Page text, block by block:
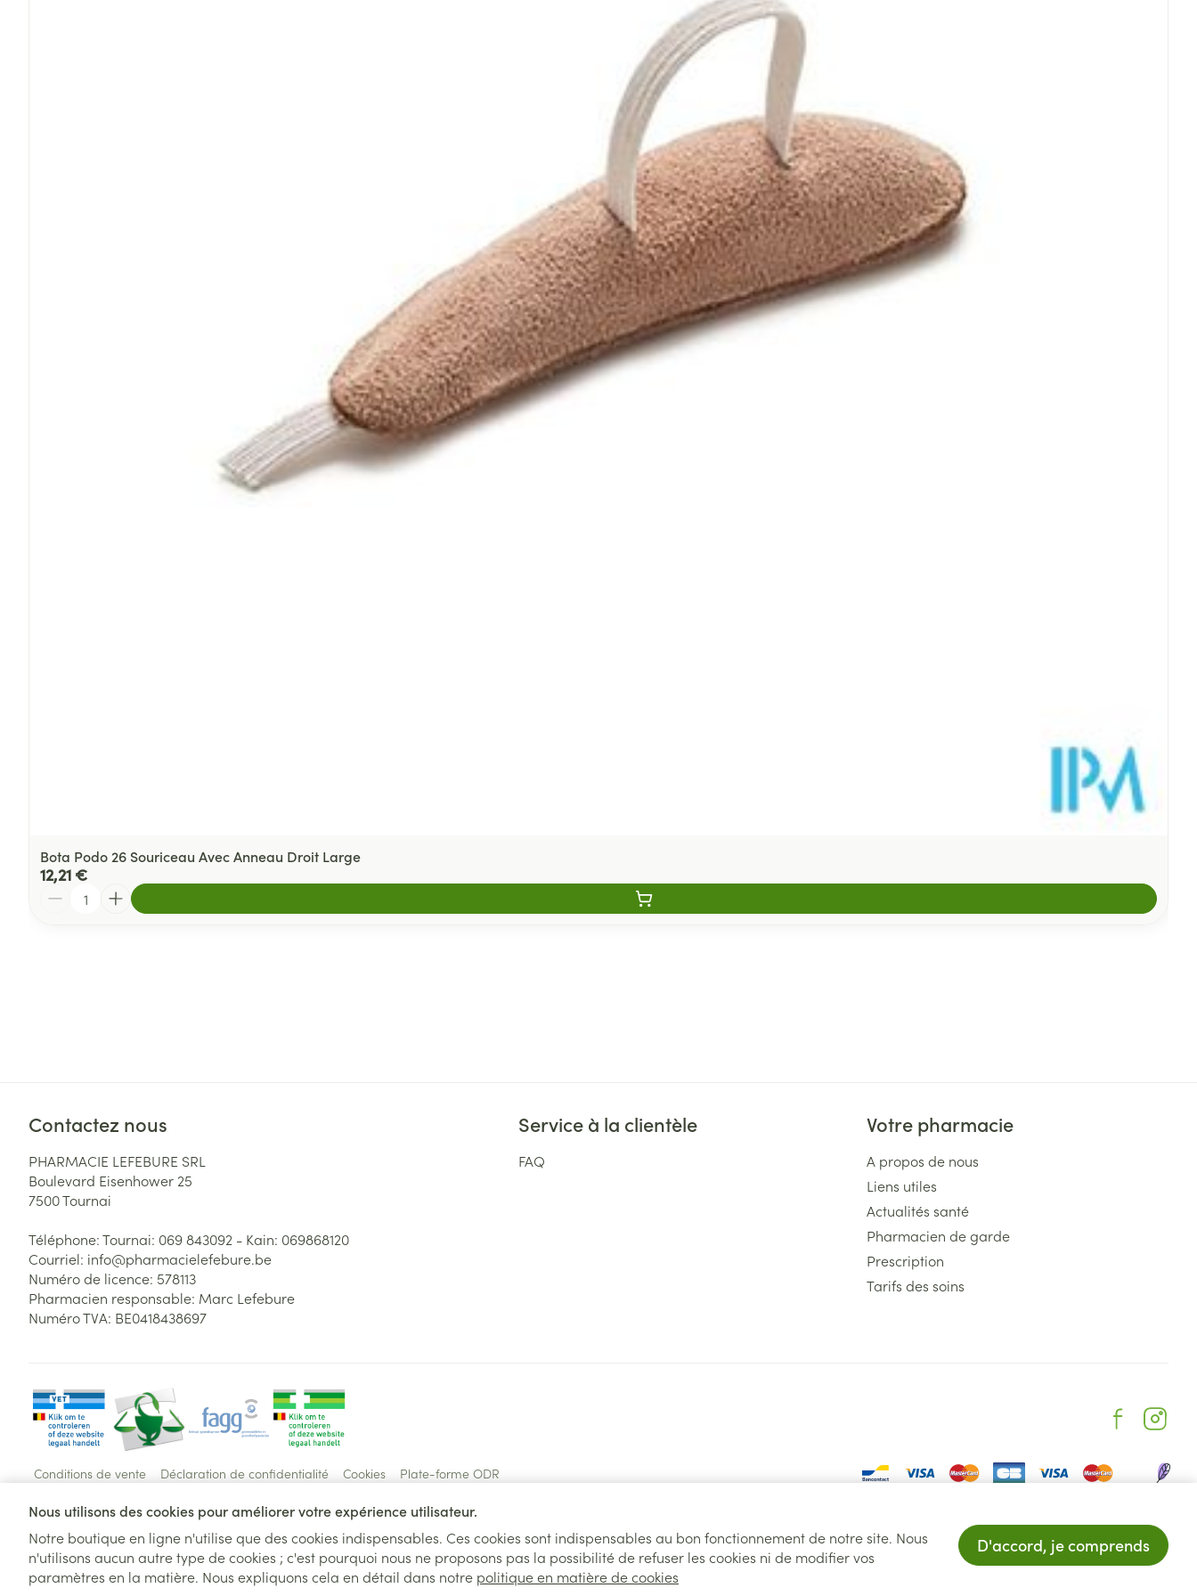
Nous utilisons des cookies pour améliorer votre expérience utilisateur.
Notre boutique en ligne n'utilise que des cookies indispensables. Ces cookies sont indispensables au bon fonctionnement de notre site. Nous
n'utilisons aucun autre type de cookies ; c'est pourquoi nous ne proposons pas la possibilité de refuser les cookies ni de modifier vos
paramètres en la matière. Nous expliquons cela en détail dans notre politique en matière de cookies
D'accord, je comprends
Bota Podo 26 Souriceau Avec Anneau Droit Large
12,21 €
Quantité
Contactez nous
PHARMACIE LEFEBURE SRL
Boulevard Eisenhower 25
7500Tournai
Téléphone:Tournai: 069 843092 - Kain: 069868120
Courriel: info@pharmacielefebure.be
Numéro de licence: 578113
Pharmacien responsable: Marc Lefebure
Numéro TVA: BE0418438697
Service à la clientèle
FAQ
Votre pharmacie
A propos de nous
Liens utiles
Actualités santé
Pharmacien de garde
Prescription
Tarifs des soins
Conditions de vente Déclaration de confidentialité Cookies Plate-forme ODR
Pour un retrait au distributeur,sélectionnez UNIQUEMENT les produitsDISPONIBLE IMMEDIATEMENT "
Pour un retrait au distributeur,
sélectionnezUNIQUEMENTles produits